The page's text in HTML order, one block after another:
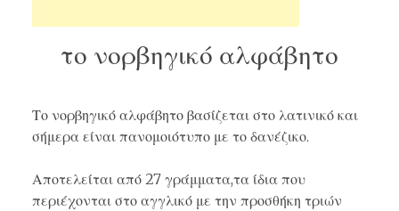
το νορβηγικό αλφάβητο
Το νορβηγικό αλφάβητο βασίζεται στο λατινικό και
σήμερα είναι πανομοιότυπο με το δανέζικο.
Αποτελείται από 27 γράμματα,τα ίδια που
περιέχονται στο αγγλικό με την προσθήκη τριών